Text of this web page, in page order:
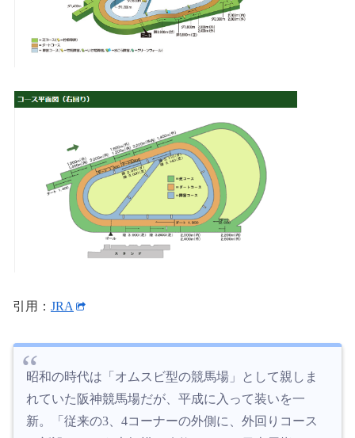
引用： JRA
昭和の時代は「オムスビ型の競馬場」として親しま
れていた阪神競馬場だが、平成に入って装いを一
新。「従来の3、4コーナーの外側に、外回りコース